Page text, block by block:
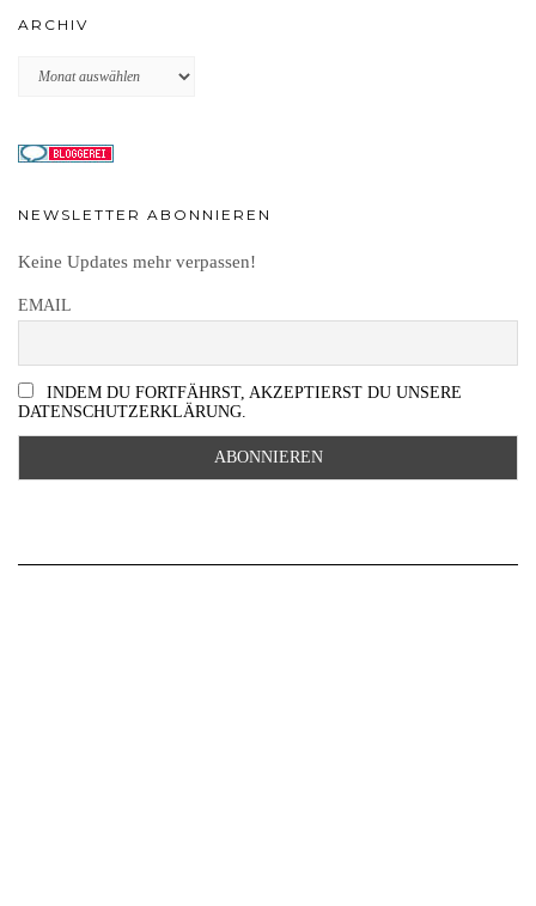
ARCHIV
Archiv
NEWSLETTER ABONNIEREN
Keine Updates mehr verpassen!
EMAIL
INDEM DU FORTFÄHRST, AKZEPTIERST DU UNSERE
DATENSCHUTZERKLÄRUNG.